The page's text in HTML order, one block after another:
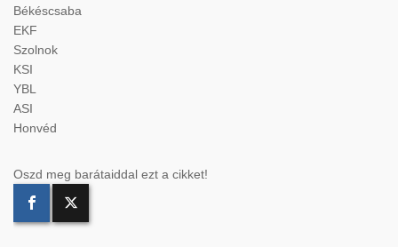
Békéscsaba
EKF
Szolnok
KSI
YBL
ASI
Honvéd
Oszd meg barátaiddal ezt a cikket!